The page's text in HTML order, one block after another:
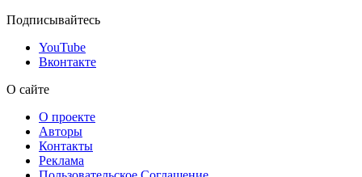
Подписывайтесь
YouTube
Вконтакте
О сайте
О проекте
Авторы
Контакты
Реклама